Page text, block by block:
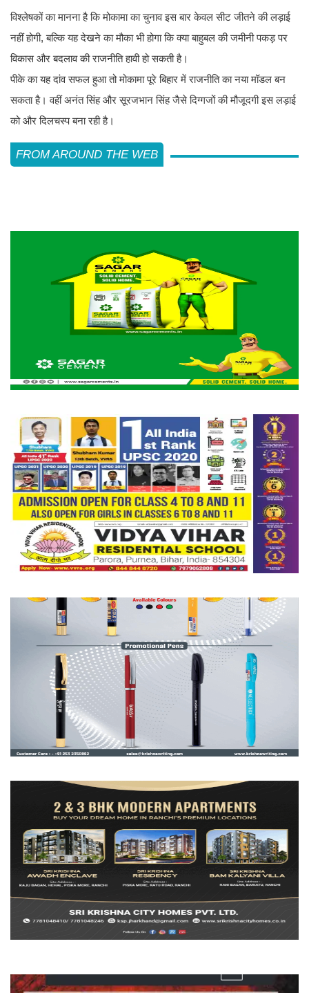
विश्लेषकों का मानना है कि मोकामा का चुनाव इस बार केवल सीट जीतने की लड़ाई
नहीं होगी, बल्कि यह देखने का मौका भी होगा कि क्या बाहुबल की जमीनी पकड़ पर
विकास और बदलाव की राजनीति हावी हो सकती है।
पीके का यह दांव सफल हुआ तो मोकामा पूरे बिहार में राजनीति का नया मॉडल बन
सकता है। वहीं अनंत सिंह और सूरजभान सिंह जैसे दिग्गजों की मौजूदगी इस लड़ाई
को और दिलचस्प बना रही है।
FROM AROUND THE WEB